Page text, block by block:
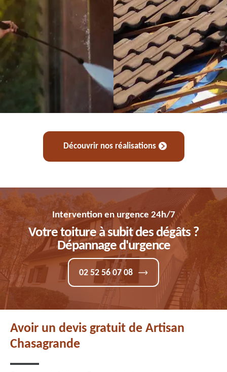
Découvrir nos réalisations
Intervention en urgence 24h/7
Votre toiture à subit des dégâts ?
Dépannage d'urgence
02 52 56 07 08
Avoir un devis gratuit de Artisan
Chasagrande